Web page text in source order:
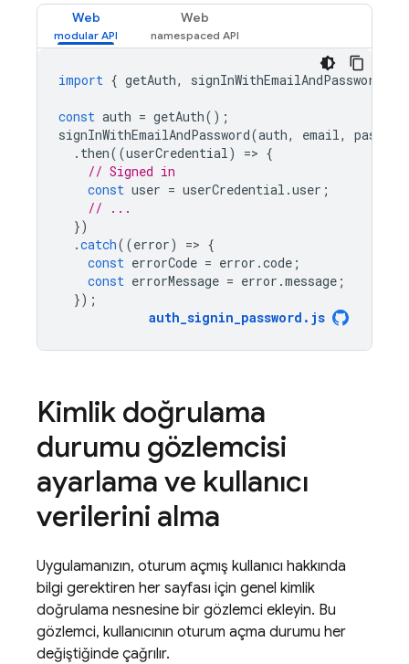
Web Web
import { getAuth, signInWithEmailAndPassword
const auth = getAuth();
signInWithEmailAndPassword(auth, email,
. then((userCredential) => {
// Signed in
const user = userCredential .user ;
// ...
})
.catch((error) => {
const errorCode = error .code ;
const errorMessage = error .message ;
});
auth_signin_password . js
Kimlik doğrulama
durumu gözlemcisi
ayarlama ve kullanıcı
verilerini alma
Uygulamanızın, oturum açmış kullanıcı hakkında
bilgi gerektiren her sayfası için genel kimlik
doğrulama nesnesine bir gözlemci ekleyin. Bu
gözlemci, kullanıcının oturum açma durumu her
değiştiğinde çağrılır.